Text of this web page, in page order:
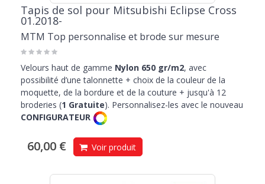
Tapis de sol pour Mitsubishi Eclipse Cross
01.2018-
MTM Top personnalise et brode sur mesure
Velours haut de gamme Nylon 650 gr/m2, avec
possibilité d’une talonnette + choix de la couleur de la
moquette, de la bordure et de la couture + jusqu'à 12
broderies (1 Gratuite). Personnalisez-les avec le nouveau
CONFIGURATEUR
60,00 € Voir produit